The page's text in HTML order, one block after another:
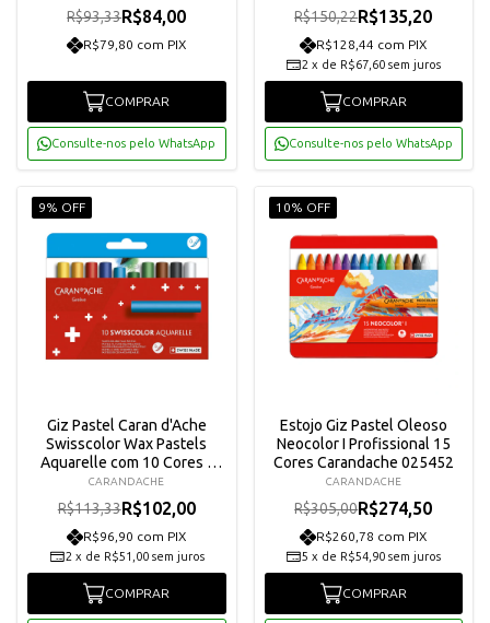
R$93,33R$84,00
R$79,80 com PIX
COMPRAR
Consulte-nos pelo WhatsApp
R$150,22R$135,20
R$128,44 com PIX
2 x de R$67,60 sem juros
COMPRAR
Consulte-nos pelo WhatsApp
9% OFF
Giz Pastel Caran d'Ache
Swisscolor Wax Pastels
Aquarelle com 10 Cores -
7502810
CARANDACHE
R$113,33R$102,00
R$96,90 com PIX
2 x de R$51,00 sem juros
COMPRAR
10% OFF
Estojo Giz Pastel Oleoso
Neocolor I Profissional 15
Cores Carandache 025452
CARANDACHE
R$305,00R$274,50
R$260,78 com PIX
5 x de R$54,90 sem juros
COMPRAR